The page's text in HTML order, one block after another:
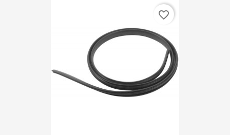
favorite_border